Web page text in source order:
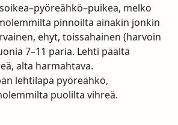
melko
pinnoilta ainakin jonkin
ehyt, toissahainen (harvoin
7–11 paria. Lehti päältä
alta harmahtava.
lehtilapa pyöreähkö,
puolilta vihreä.